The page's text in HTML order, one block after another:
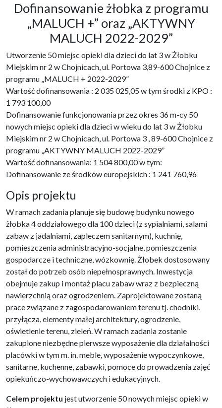
Dofinansowanie żłobka z programu
„MALUCH +” oraz „AKTYWNY
MALUCH 2022-2029”
Utworzenie 50 miejsc opieki dla dzieci do lat 3 w Żłobku
Miejskim nr 2 w Chojnicach, ul. Portowa 3,89-600 Chojnice z
programu „MALUCH + 2022-2029”
Wartość dofinansowania : 2 035 025,05 w tym środki z KPO :
1 793 100,00
Dofinansowanie funkcjonowania przez okres 36 m-cy 50
nowych miejsc opieki dla dzieci w wieku do lat 3 w Żłobku
Miejskim nr 2 w Chojnicach, ul. Portowa 3 , 89-600 Chojnice z
programu „AKTYWNY MALUCH 2022-2029”
Wartość dofinansowania: 1 504 800,00 w tym:
Dofinansowanie ze środków europejskich : 1 241 760,96
Opis projektu
W ramach zadania planuje się budowę budynku nowego
żłobka 4 oddziałowego dla 100 dzieci (z sypialniami, salami
zabaw z jadalniami, zapleczem sanitarnym), kuchnię,
pomieszczenia administracyjno-socjalne, pomieszczenia
gospodarcze i techniczne, wózkownię. Żłobek dostosowany
został do potrzeb osób niepełnosprawnych. Inwestycja
obejmuje zakup i montaż placu zabaw wraz z bezpieczną
nawierzchnią oraz ogrodzeniem. Zaprojektowane zostaną
prace związane z zagospodarowaniem terenu tj. chodniki,
przyłącza, elementy małej architektury, ogrodzenie,
oświetlenie terenu, zieleń. W ramach zadania zostanie
zakupione niezbędne pierwsze wyposażenie dla działalności
placówki w tym m. in. meble, wyposażenie wypoczynkowe,
sanitarne, kuchenne, zabawki, pomoce do prowadzenia zajęć
opiekuńczo-wychowawczych i edukacyjnych.
Celem projektu jest utworzenie 50 nowych miejsc opieki w